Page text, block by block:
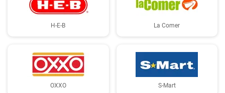
H-E-B La Comer
OXXO S-Mart